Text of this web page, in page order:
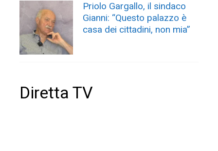
Priolo Gargallo, il sindaco
Gianni: “Questo palazzo è
casa dei cittadini, non mia”
Diretta TV